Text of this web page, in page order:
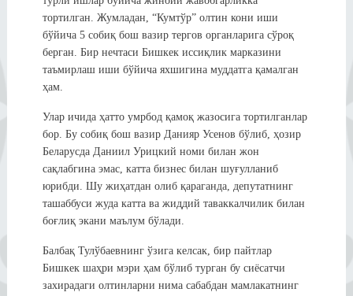
тортилган. Жумладан, “Кумтўр” олтин кони иши
бўйича 5 собиқ бош вазир тергов органларига сўроқ
берган. Бир нечтаси Бишкек иссиқлик марказини
таъмирлаш иши бўйича яхшигина муддатга қамалган
ҳам.
Улар ичида ҳатто умрбод қамоқ жазосига тортилганлар
бор. Бу собиқ бош вазир Данияр Усенов бўлиб, ҳозир
Беларусда Даниил Урицкий номи билан жон
сақлабгина эмас, катта бизнес билан шуғулланиб
юрибди. Шу жиҳатдан олиб қараганда, депутатнинг
ташаббуси жуда катта ва жиддий таваккалчилик билан
боғлиқ экани маълум бўлади.
Балбақ Тулўбаевнинг ўзига келсак, бир пайтлар
Бишкек шаҳри мэри ҳам бўлиб турган бу сиёсатчи
захирадаги олтинларни нима сабабдан мамлакатнинг